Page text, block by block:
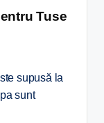
Tuse
supusă la
sunt